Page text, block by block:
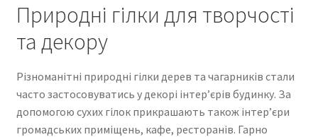
Природні гілки для творчості
та декору
Різноманітні природні гілки дерев та чагарників стали
часто застосовуватись у декорі інтер’єрів будинку. За
допомогою сухих гілок прикрашають також інтер’єри
громадських приміщень, кафе, ресторанів. Гарно